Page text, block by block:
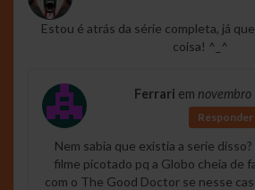
Estou é atrás da série completa, já
coisa! ^_^
Ferrari em
Responder
Nem sabia que existia a serie
filme picotado pq a Globo cheia de
com o The Good Doctor se nesse